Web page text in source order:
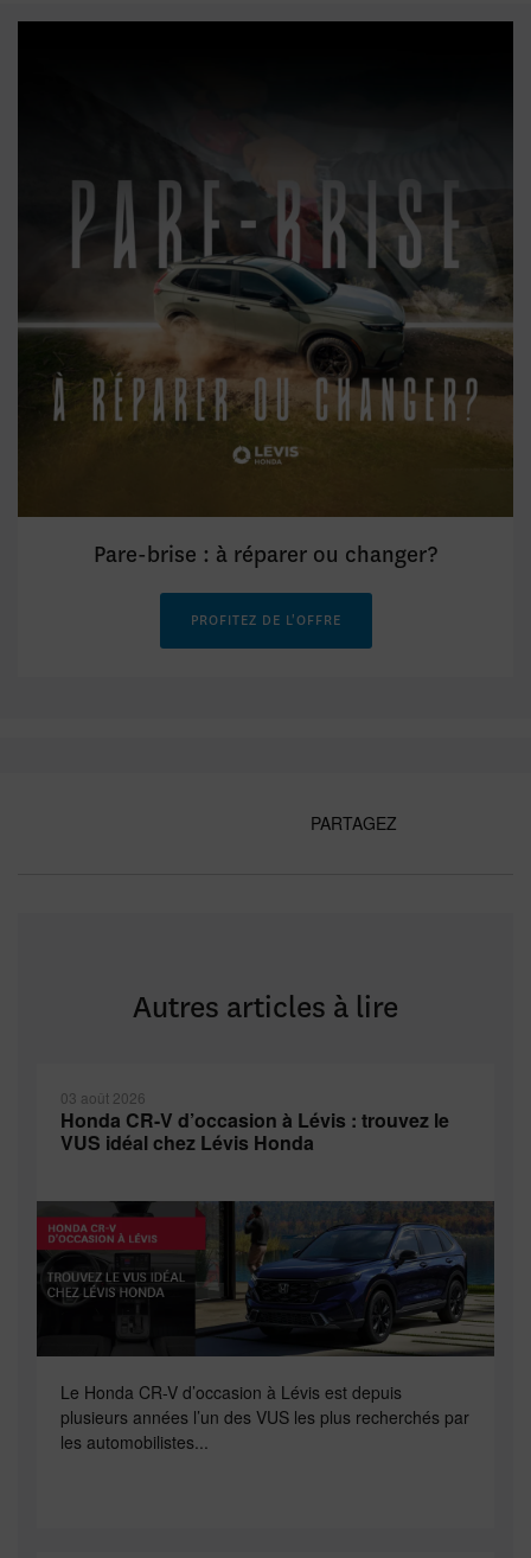
Pare-brise : à réparer ou changer?
PROFITEZ DE L'OFFRE
PARTAGEZ
Autres articles à lire
03 août 2026
Honda CR-V d’occasion à Lévis : trouvez le
VUS idéal chez Lévis Honda
Le Honda CR-V d’occasion à Lévis est depuis
plusieurs années l’un des VUS les plus recherchés par
les automobilistes...